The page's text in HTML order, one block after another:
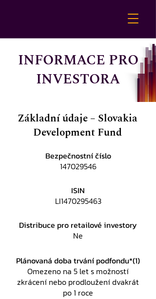
INFORMACE PRO
INVESTORA
Základní údaje – Slovakia
Development Fund
Bezpečnostní číslo
147029546
ISIN
LI1470295463
Distribuce pro retailové investory
Ne
Plánovaná doba trvání podfondu*(1)
Omezeno na 5 let s možností
zkrácení nebo prodloužení dvakrát
po 1 roce